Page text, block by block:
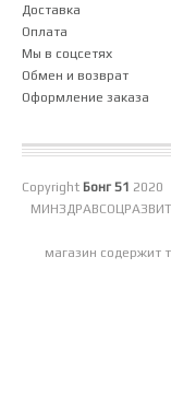
Доставка
Оплата
Мы в соцсетях
Обмен и возврат
Оформление заказа
Copyright Бонг 51 2020
магазин содержит